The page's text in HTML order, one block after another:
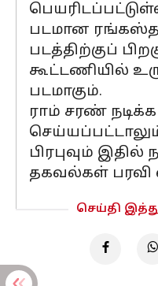
படமான
படத்திற்குப்
கூட்டணியில்
படமாகும்.
ராம் சரண் நடிக்க
பிரபுவும் இதில்
தகவல்கள் பரவி
செய்தி